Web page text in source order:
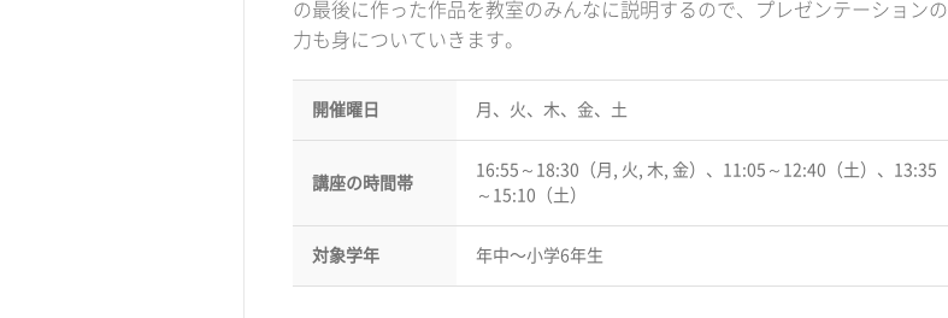
の最後に作った作品を教室のみんなに説明するので、プレゼンテーションの
力も身についていきます。
開催曜日 月、火、木、金、土
講座の時間帯
16:55～18:30（月, 火, 木, 金）、11:05～12:40（土）、13:35
～15:10（土）
対象学年 年中〜小学6年生